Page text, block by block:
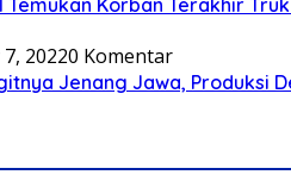
20220 Komentar
Jenang Jawa, Produksi